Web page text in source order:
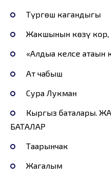
Түргөш кагандыгы
Жакшынын көзү кор,
«Алдыңа келсе атаңын
Ат чабыш
Сура Лукман
Кыргыз баталары.
БАТАЛАР
Таарынчак
Жагалым